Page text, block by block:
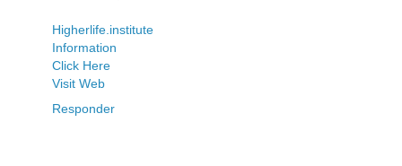
Higherlife.institute
Information
Click Here
Visit Web
Responder